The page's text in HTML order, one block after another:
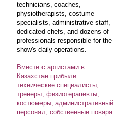
technicians, coaches,
physiotherapists, costume
specialists, administrative staff,
dedicated chefs, and dozens of
professionals responsible for the
show's daily operations.
Вместе с артистами в
Казахстан прибыли
технические специалисты,
тренеры, физиотерапевты,
костюмеры, административный
персонал, собственные повара